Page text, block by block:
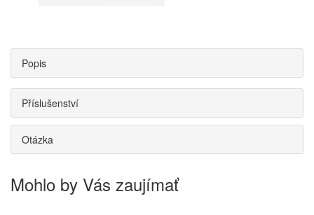
Popis
Příslušenství
Otázka
Mohlo by Vás zaujímať